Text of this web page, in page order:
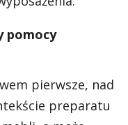
pomocy
pierwsze, nad
preparatu